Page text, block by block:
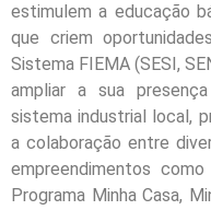
estimulem a educação
que criem
Sistema FIEMA (SESI,
ampliar a sua
sistema industrial local,
a colaboração entre
empreendimentos
Programa Minha Casa,